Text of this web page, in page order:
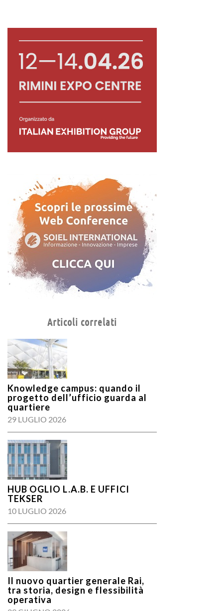
Articoli correlati
Knowledge campus: quando il
progetto dell’ufficio guarda al
quartiere
29 LUGLIO 2026
HUB OGLIO L.A.B. E UFFICI
TEKSER
10 LUGLIO 2026
Il nuovo quartier generale Rai,
tra storia, design e flessibilità
operativa